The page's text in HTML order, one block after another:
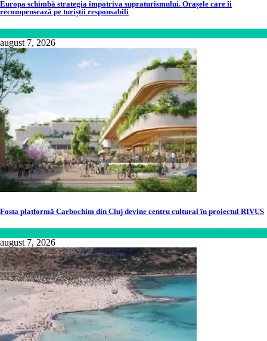
Europa schimbă strategia împotriva supraturismului. Orașele care îi
recompensează pe turiștii responsabili
august 7, 2026
Fosta platformă Carbochim din Cluj devine centru cultural în proiectul RIVUS
august 7, 2026